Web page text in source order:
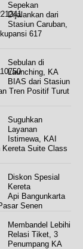
Sepekan
Dijalankan dari
Stasiun Caruban,
617
Sebulan di
Launching, KA
BIAS dari Stasiun
Tren Positif Turut
Suguhkan
Layanan
Istimewa, KAI
Kereta Suite Class
Diskon Spesial
Kereta
Api Bangunkarta
Senen
Membandel Lebihi
Relasi Tiket, 3
Penumpang KA